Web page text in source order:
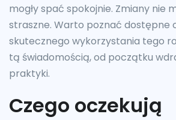
mogły spać spokojnie. Zmiany nie
straszne. Warto poznać dostępne
skutecznego wykorzystania tego
tą świadomością, od początku
praktyki.
Czego oczekują